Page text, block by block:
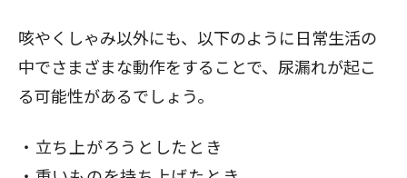
咳やくしゃみ以外にも、以下のように日常生活の
中でさまざまな動作をすることで、尿漏れが起こ
る可能性があるでしょう。
立ち上がろうとしたとき